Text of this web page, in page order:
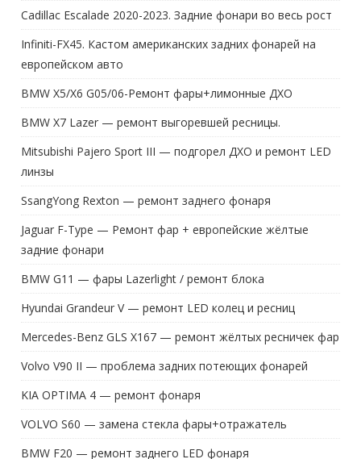
Cadillac Escalade 2020-2023. Задние фонари во весь рост
Infiniti-FX45. Кастом американских задних фонарей на
европейском авто
BMW X5/X6 G05/06-Ремонт фары+лимонные ДХО
BMW X7 Lazer — ремонт выгоревшей ресницы.
Mitsubishi Pajero Sport III — подгорел ДХО и ремонт LED
линзы
SsangYong Rexton — ремонт заднего фонаря
Jaguar F-Type — Ремонт фар + европейские жёлтые
задние фонари
BMW G11 — фары Lazerlight / ремонт блока
Hyundai Grandeur V — ремонт LED колец и ресниц
Mercedes-Benz GLS X167 — ремонт жёлтых ресничек фар
Volvo V90 II — проблема задних потеющих фонарей
KIA OPTIMA 4 — ремонт фонаря
VOLVO S60 — замена стекла фары+отражатель
BMW F20 — ремонт заднего LED фонаря